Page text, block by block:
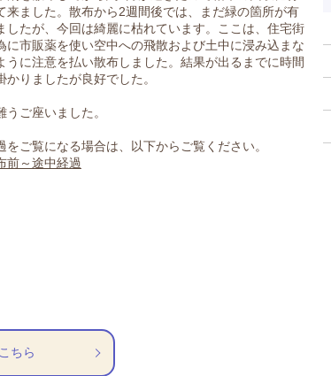
来ました。散布から2週間後では、まだ緑の箇所が有
したが、今回は綺麗に枯れています。ここは、住宅街
に市販薬を使い空中への飛散および土中に浸み込まな
うに注意を払い散布しました。結果が出るまでに時間
かりましたが良好でした。
うご座いました。
をご覧になる場合は、以下からご覧ください。
前～途中経過
ちら